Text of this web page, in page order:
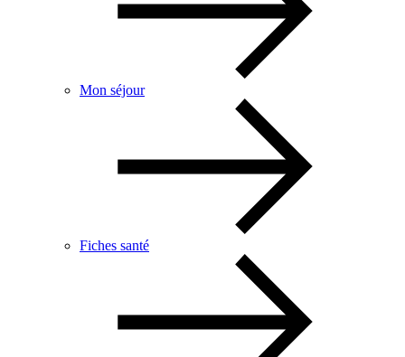
Mon séjour
Fiches santé